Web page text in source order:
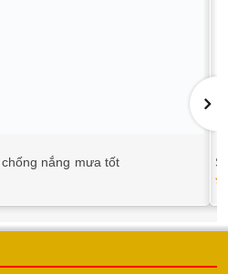
nắng mưa tốt